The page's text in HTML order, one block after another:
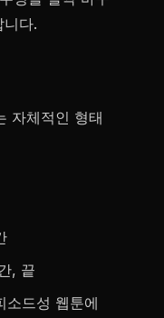
다.
자체적인 형태
, 끝
소드성 웹툰에